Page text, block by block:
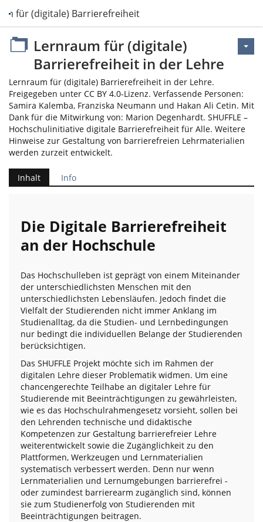
für (digitale) Barrierefreiheit in der Lehre
Lernraum für (digitale)
Barrierefreiheit in der Lehre
Lernraum für (digitale) Barrierefreiheit in der Lehre.
Freigegeben unter CC BY 4.0-Lizenz. Verfassende Personen:
Samira Kalemba, Franziska Neumann und Hakan Ali Cetin. Mit
Dank für die Mitwirkung von: Marion Degenhardt. SHUFFLE –
Hochschulinitiative digitale Barrierefreiheit für Alle. Weitere
Hinweise zur Gestaltung von barrierefreien Lehrmaterialien
werden zurzeit entwickelt.
Inhalt Info
Die Digitale Barrierefreiheit
an der Hochschule
Das Hochschulleben ist geprägt von einem Miteinander
der unterschiedlichsten Menschen mit den
unterschiedlichsten Lebensläufen. Jedoch findet die
Vielfalt der Studierenden nicht immer Anklang im
Studienalltag, da die Studien- und Lernbedingungen
nur bedingt die individuellen Belange der Studierenden
berücksichtigen.
Das SHUFFLE Projekt möchte sich im Rahmen der
digitalen Lehre dieser Problematik widmen. Um eine
chancengerechte Teilhabe an digitaler Lehre für
Studierende mit Beeinträchtigungen zu gewährleisten,
wie es das Hochschulrahmengesetz vorsieht, sollen bei
den Lehrenden technische und didaktische
Kompetenzen zur Gestaltung barrierefreier Lehre
weiterentwickelt sowie die Zugänglichkeit zu den
Plattformen, Werkzeugen und Lernmaterialien
systematisch verbessert werden. Denn nur wenn
Lernmaterialien und Lernumgebungen barrierefrei -
oder zumindest barrierearm zugänglich sind, können
sie zum Studienerfolg von Studierenden mit
Beeinträchtigungen beitragen.